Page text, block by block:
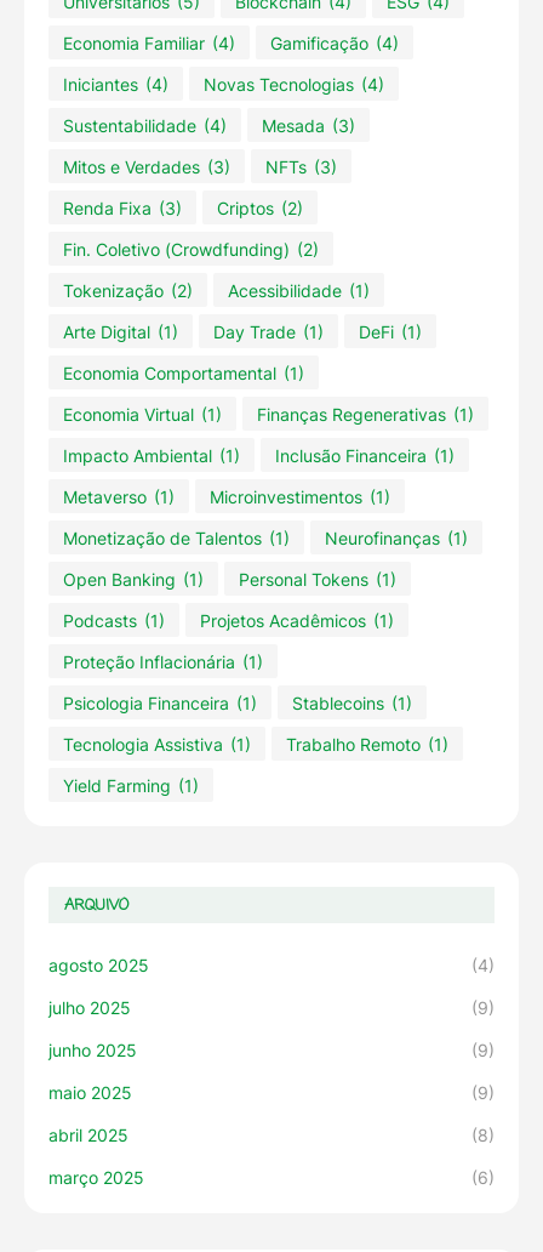
Economia Familiar (4) Gamificação (4)
Iniciantes (4) Novas Tecnologias (4)
Sustentabilidade (4) Mesada (3)
Mitos e Verdades (3) NFTs (3)
Renda Fixa (3) Criptos (2)
Fin. Coletivo (Crowdfunding) (2)
Tokenização (2) Acessibilidade (1)
Arte Digital (1) Day Trade (1) DeFi (1)
Economia Comportamental (1)
Economia Virtual (1) Finanças Regenerativas (1)
Impacto Ambiental (1) Inclusão Financeira (1)
Metaverso (1) Microinvestimentos (1)
Monetização de Talentos (1) Neurofinanças (1)
Open Banking (1) Personal Tokens (1)
Podcasts (1) Projetos Acadêmicos (1)
Proteção Inflacionária (1)
Psicologia Financeira (1) Stablecoins (1)
Tecnologia Assistiva (1) Trabalho Remoto (1)
Yield Farming (1)
ARQUIVO
agosto 2025 (4)
julho 2025 (9)
junho 2025 (9)
maio 2025 (9)
abril 2025 (8)
março 2025 (6)